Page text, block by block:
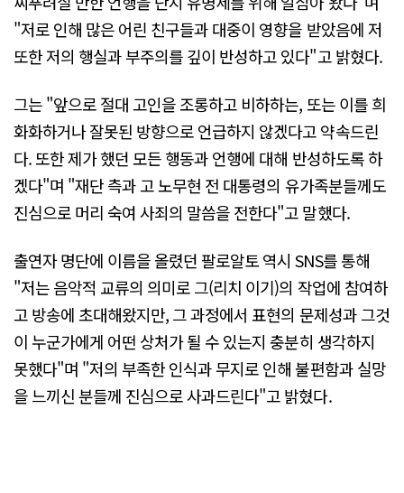
"저로 인해 많은 어린 친구들과 대중이 영향을 받았음에 저
또한 저의 행실과 부주의를 깊이 반성하고 있다"고 밝혔다.
그는 "앞으로 절대 고인을 조롱하고 비하하는, 또는 이를 희
화화하거나 잘못된 방향으로 언급하지 않겠다고 약속드린
다. 또한 제가 했던 모든 행동과 언행에 대해 반성하도록 하
겠다"며 "재단 측과 고 노무현 전 대통령의 유가족분들께도
진심으로 머리 숙여 사죄의 말씀을 전한다"고 말했다.
출연자 명단에 이름을 올렸던 팔로알토 역시 SNS를 통해
"저는 음악적 교류의 의미로 그(리치 이기)의 작업에 참여하
고 방송에 초대해왔지만, 그 과정에서 표현의 문제성과 그것
이 누군가에게 어떤 상처가 될 수 있는지 충분히 생각하지
못했다"며 "저의 부족한 인식과 무지로 인해 불편함과 실망
을 느끼신 분들께 진심으로 사과드린다"고 밝혔다.